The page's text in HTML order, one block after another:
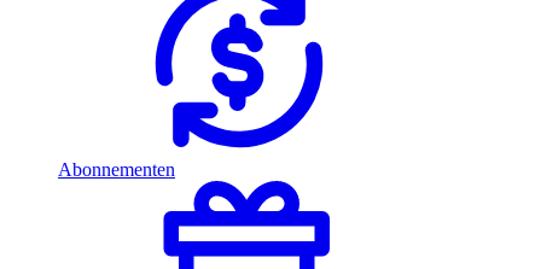
Abonnementen